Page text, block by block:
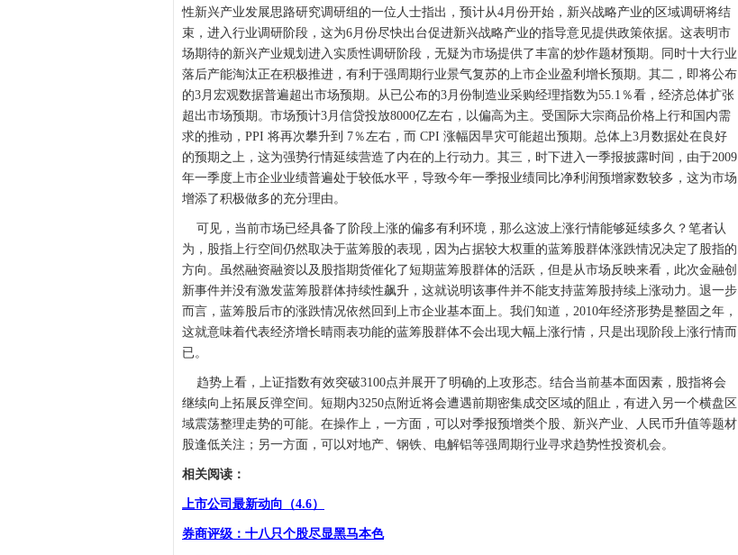
性新兴产业发展思路研究调研组的一位人士指出，预计从4月份开始，新兴战略产业的区域调研将结
束，进入行业调研阶段，这为6月份尽快出台促进新兴战略产业的指导意见提供政策依据。这表明市
场期待的新兴产业规划进入实质性调研阶段，无疑为市场提供了丰富的炒作题材预期。同时十大行业
落后产能淘汰正在积极推进，有利于强周期行业景气复苏的上市企业盈利增长预期。其二，即将公布
的3月宏观数据普遍超出市场预期。从已公布的3月份制造业采购经理指数为55.1％看，经济总体扩张
超出市场预期。市场预计3月信贷投放8000亿左右，以偏高为主。受国际大宗商品价格上行和国内需
求的推动，PPI 将再次攀升到 7％左右，而 CPI 涨幅因旱灾可能超出预期。总体上3月数据处在良好
的预期之上，这为强势行情延续营造了内在的上行动力。其三，时下进入一季报披露时间，由于2009
年一季度上市企业业绩普遍处于较低水平，导致今年一季报业绩同比净利润预增家数较多，这为市场
增添了积极做多的充分理由。
可见，当前市场已经具备了阶段上涨的偏多有利环境，那么这波上涨行情能够延续多久？笔者认
为，股指上行空间仍然取决于蓝筹股的表现，因为占据较大权重的蓝筹股群体涨跌情况决定了股指的
方向。虽然融资融资以及股指期货催化了短期蓝筹股群体的活跃，但是从市场反映来看，此次金融创
新事件并没有激发蓝筹股群体持续性飙升，这就说明该事件并不能支持蓝筹股持续上涨动力。退一步
而言，蓝筹股后市的涨跌情况依然回到上市企业基本面上。我们知道，2010年经济形势是整固之年，
这就意味着代表经济增长晴雨表功能的蓝筹股群体不会出现大幅上涨行情，只是出现阶段上涨行情而
已。
趋势上看，上证指数有效突破3100点并展开了明确的上攻形态。结合当前基本面因素，股指将会
继续向上拓展反弹空间。短期内3250点附近将会遭遇前期密集成交区域的阻止，有进入另一个横盘区
域震荡整理走势的可能。在操作上，一方面，可以对季报预增类个股、新兴产业、人民币升值等题材
股逢低关注；另一方面，可以对地产、钢铁、电解铝等强周期行业寻求趋势性投资机会。
相关阅读：
上市公司最新动向（4.6）
券商评级：十八只个股尽显黑马本色